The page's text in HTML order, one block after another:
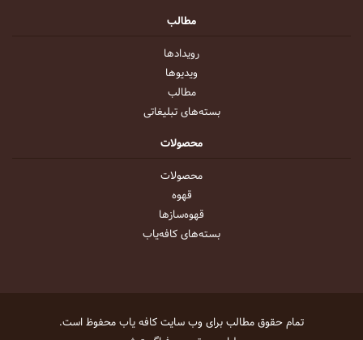
مطالب
رویداد‌ها
ویدیو‌ها
مطالب
بسته‌های تبلیغاتی
محصولات
محصولات
قهوه
قهوه‌ساز‌ها
بسته‌های کافه‌یاب
تمام حقوق مطالب برای وب سایتکافه یابمحفوظ است.